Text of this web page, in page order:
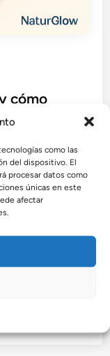
como las
del dispositivo. El
procesar datos como
únicas en este
afectar
cómo
la salud
síntomas que
las mejores
enfermedades.